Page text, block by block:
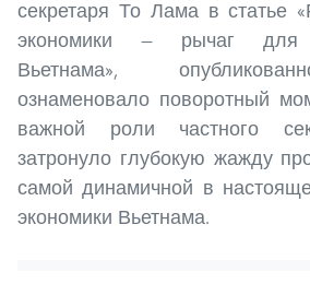
секретаря То Лама в статье
экономики — рычаг для
Вьетнама»,
ознаменовало поворотный
важной роли частного
затронуло глубокую жажду
самой динамичной в
экономики Вьетнама.